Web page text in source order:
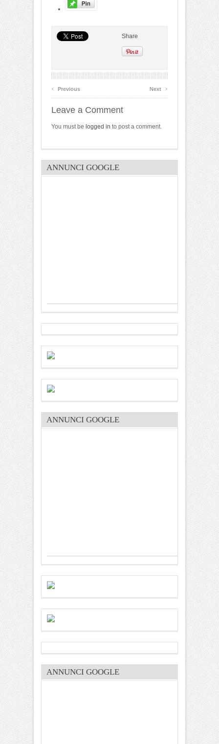
Share
‹ Previous Next ›
Leave a Comment
You must be logged in to post a comment.
ANNUNCI GOOGLE
ANNUNCI GOOGLE
ANNUNCI GOOGLE